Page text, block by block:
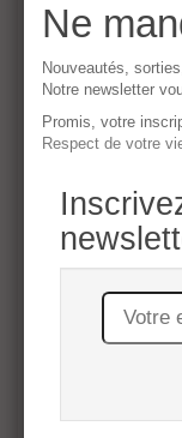
Joindre un fichier
Message
Ne
Nouveautés,
Notre newsletter
Promis, votre
Respect de votre